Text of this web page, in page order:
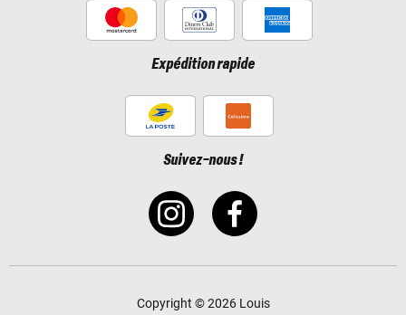
Expédition rapide
Suivez-nous !
Copyright © 2026 Louis